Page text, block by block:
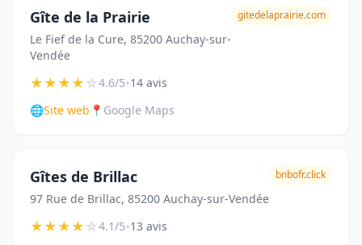
Gîte de la Prairie
Le Fief de la Cure, 85200 Auchay-sur-
Vendée
gitedelaprairie.com
★★★★☆4.6/5•14 avis
🌐Site web 📍 Google Maps
Gîtes de Brillac
97 Rue de Brillac, 85200 Auchay-sur-Vendée
bnbofr.click
★★★★☆4.1/5•13 avis